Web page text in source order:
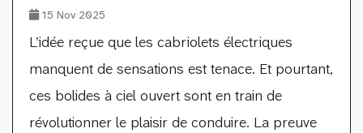
15 Nov 2025
L’idée reçue que les cabriolets électriques
manquent de sensations est tenace. Et pourtant,
ces bolides à ciel ouvert sont en train de
révolutionner le plaisir de conduire. La preuve